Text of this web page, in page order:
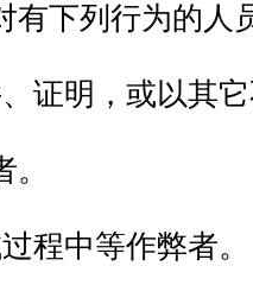
有下列行为的人
证明，或以其
程中等作弊者。